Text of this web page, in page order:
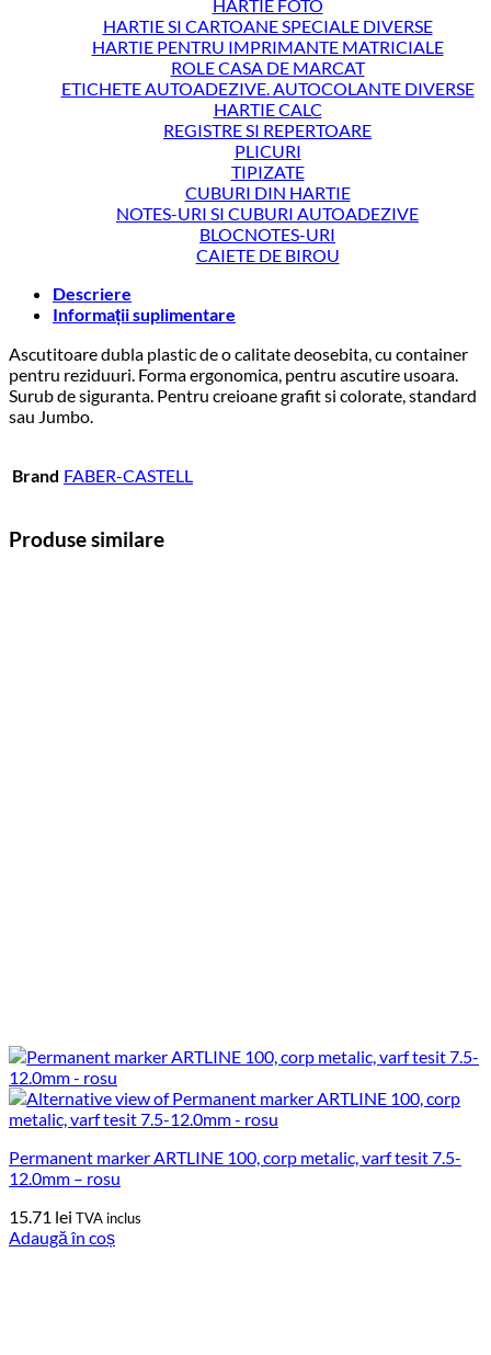
HARTIE FOTO
HARTIE SI CARTOANE SPECIALE DIVERSE
HARTIE PENTRU IMPRIMANTE MATRICIALE
ROLE CASA DE MARCAT
ETICHETE AUTOADEZIVE. AUTOCOLANTE DIVERSE
HARTIE CALC
REGISTRE SI REPERTOARE
PLICURI
TIPIZATE
CUBURI DIN HARTIE
NOTES-URI SI CUBURI AUTOADEZIVE
BLOCNOTES-URI
CAIETE DE BIROU
Descriere
Informații suplimentare
Ascutitoare dubla plastic de o calitate deosebita, cu container
pentru reziduuri. Forma ergonomica, pentru ascutire usoara.
Surub de siguranta. Pentru creioane grafit si colorate, standard
sau Jumbo.
Brand FABER-CASTELL
Produse similare
Permanent marker ARTLINE 100, corp metalic, varf tesit 7.5-
12.0mm – rosu
15.71 lei TVA inclus
Adaugă în coș